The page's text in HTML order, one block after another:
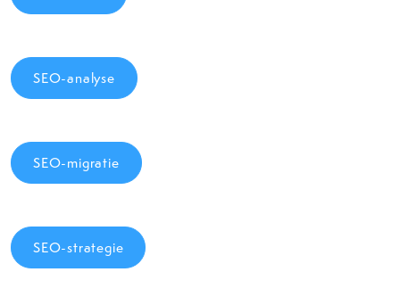
SEO-analyse
SEO-migratie
SEO-strategie